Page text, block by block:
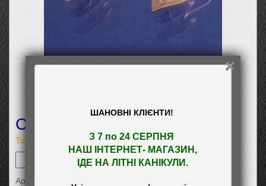
ШАНОВНІ КЛІЄНТИ!
З 7 по 24 СЕРПНЯ
НАШ ІНТЕРНЕТ- МАГАЗИН
ІДЕ НА ЛІТНІ КАНІКУЛИ.
Серьги Сердечко з
Товар ожидается
Артикул: 2175з